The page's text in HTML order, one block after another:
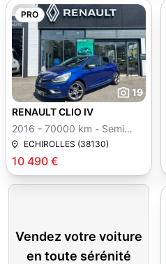
PRO
19
10 490 €
RENAULT CLIO IV
2016 - 70000 km - Semi
autoECHIROLLES (38130)
Vendez votre voiture
en toute sérénité